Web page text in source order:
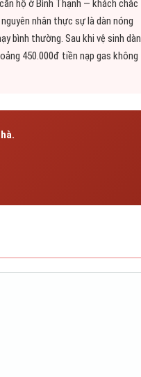
hộ ở Bình Thạnh — khách chắc
nhân thực sự là dàn nóng
bình thường. Sau khi vệ sinh dàn
450.000đ tiền nạp gas không